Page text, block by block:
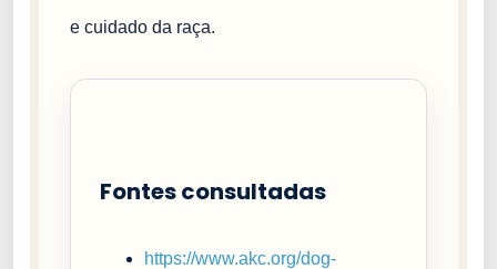
e cuidado da raça.
Fontes consultadas
https://www.akc.org/dog-